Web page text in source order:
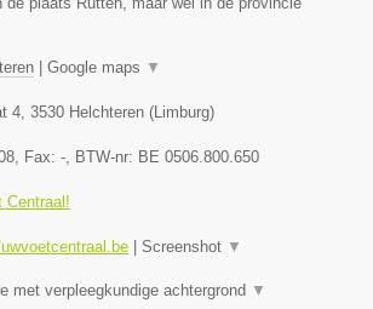
Google maps ▼
4 3530 Helchteren ( Limburg)
, Fax: - , BTW-nr: BE 0506.800.650
Centraal!
Screenshot ▼
met verpleegkundige achtergrond ▼